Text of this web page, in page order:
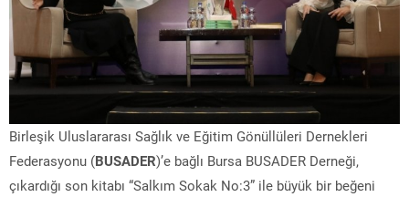
Birleşik Uluslararası Sağlık ve Eğitim Gönüllüleri Dernekleri
Federasyonu (BUSADER)’e bağlı Bursa BUSADER Derneği,
çıkardığı son kitabı “Salkım Sokak No:3” ile büyük bir beğeni